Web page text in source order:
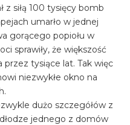
z siłą 100 tysięcy bomb
umarło w jednej
gorącego popiołu w
sprawiły, że większość
przez tysiące lat. Tak więc
niezwykłe okno na
dużo szczegółów z
jednego z domów